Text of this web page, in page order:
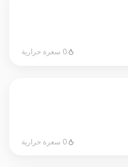
0 سعرة حرارية
0 سعرة حرارية